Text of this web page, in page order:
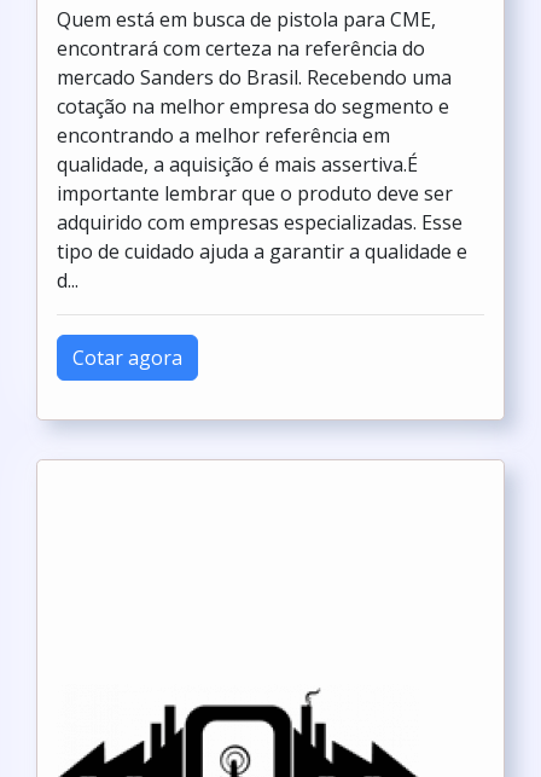
Quem está em busca de pistola para CME,
encontrará com certeza na referência do
mercado Sanders do Brasil. Recebendo uma
cotação na melhor empresa do segmento e
encontrando a melhor referência em
qualidade, a aquisição é mais assertiva.É
importante lembrar que o produto deve ser
adquirido com empresas especializadas. Esse
tipo de cuidado ajuda a garantir a qualidade e
d...
Cotar agora